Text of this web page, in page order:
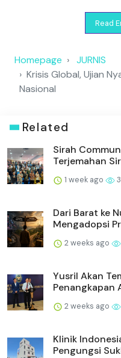
Read
Homepage
JURNIS
Krisis Global, Ujian
Nasional
Related
Sirah
Terjemahan
1 week ago
Dari Barat ke
Mengadopsi
2 weeks ago
Yusril Akan
Penangkapan
2 weeks ago
Klinik
Pengungsi